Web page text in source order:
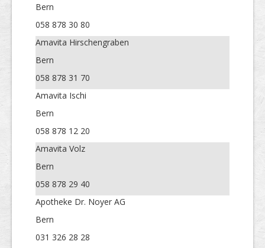
Bern
058 878 30 80
Amavita Hirschengraben
Bern
058 878 31 70
Amavita Ischi
Bern
058 878 12 20
Amavita Volz
Bern
058 878 29 40
Apotheke Dr. Noyer AG
Bern
031 326 28 28